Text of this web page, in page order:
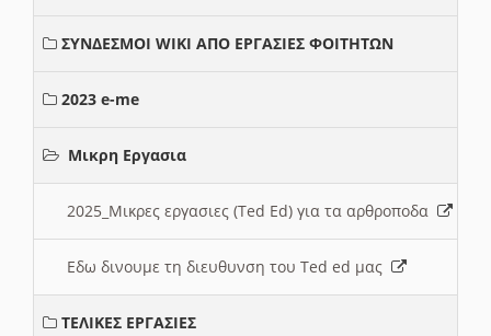
ΣΥΝΔΕΣΜΟΙ WIKI ΑΠΟ ΕΡΓΑΣΙΕΣ ΦΟΙΤΗΤΩΝ
2023 e-me
Μικρη Εργασια
2025_Μικρες εργασιες (Ted Ed) για τα αρθροποδα
Εδω δινουμε τη διευθυνση του Ted ed μας
ΤΕΛΙΚΕΣ ΕΡΓΑΣΙΕΣ